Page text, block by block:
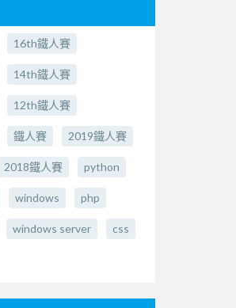
16th鐵人賽
14th鐵人賽
12th鐵人賽
鐵人賽 2019鐵人賽
2018鐵人賽 python
windows php
windows server css